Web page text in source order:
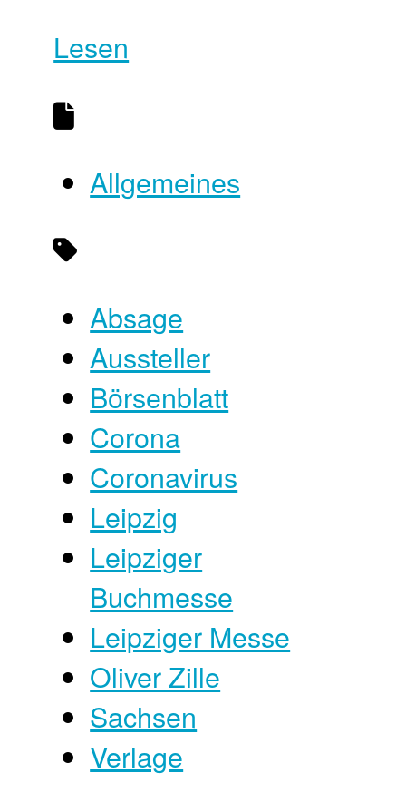
Lesen
Allgemeines
Absage
Aussteller
Börsenblatt
Corona
Coronavirus
Leipzig
Leipziger
Buchmesse
Leipziger Messe
Oliver Zille
Sachsen
Verlage